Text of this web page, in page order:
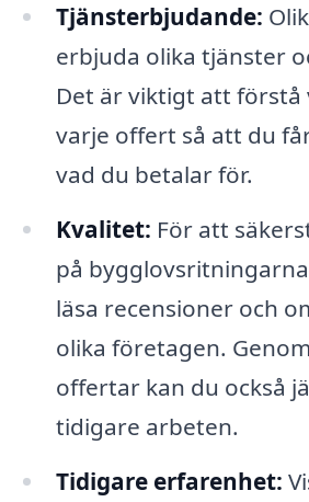
Tjänsterbjudande:
erbjuda olika tjänster
Det är viktigt att förstå
varje offert så att du
vad du betalar för.
Kvalitet: För att
på
läsa recensioner och
olika företagen.
offertar kan du också
tidigare arbeten.
Tidigare erfarenhet: